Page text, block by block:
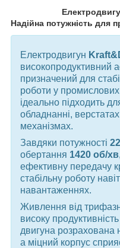
Надійна потужність для
Електродвигун
високопродуктивний
призначений для
роботи у
ідеально підходить
обладнанні,
механізмах.
Завдяки потужності
обертання 1420 об/хв
ефективну передачу
стабільну роботу
навантаженнях.
Живлення від
високу продуктивність
двигуна розрахована
а міцний корпус